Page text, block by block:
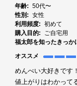
年齢: 50代〜
性別: 女性
利用頻度: 初めて
購入目的:
ご自宅用
福太郎を知ったきっか
オススメ
めんべい大好きです！
値上がりはわかって